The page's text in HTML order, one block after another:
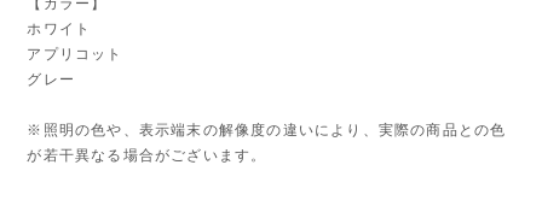
ホワイト
アプリコット
グレー
※照明の色や、表示端末の解像度の違いにより、実際の商品との色
が若干異なる場合がございます。